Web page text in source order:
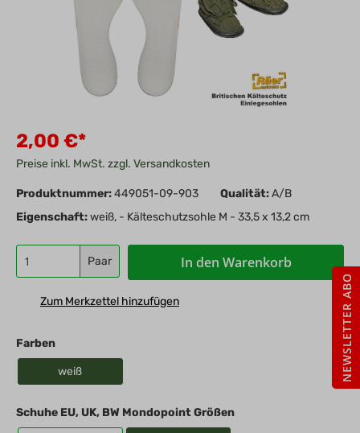
2,00 €*
Preise inkl. MwSt. zzgl. Versandkosten
Produktnummer:449051-09-903 Qualität:A/B
Eigenschaft:weiß, - Kälteschutzsohle M - 33,5 x 13,2 cm
Paar In den Warenkorb
Zum Merkzettel hinzufügen
Farben
weiß
Schuhe EU, UK, BW Mondopoint Größen
NEWSLETTER ABO